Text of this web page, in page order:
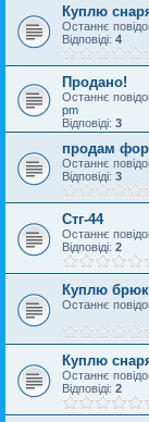
Куплю
Останнє
Відповіді: 4
Продано!
Останнє
pm
Відповіді: 3
продам
Останнє
Відповіді: 3
Стг-44
Останнє
Відповіді: 2
Куплю
Останнє
Куплю
Останнє
Відповіді: 2